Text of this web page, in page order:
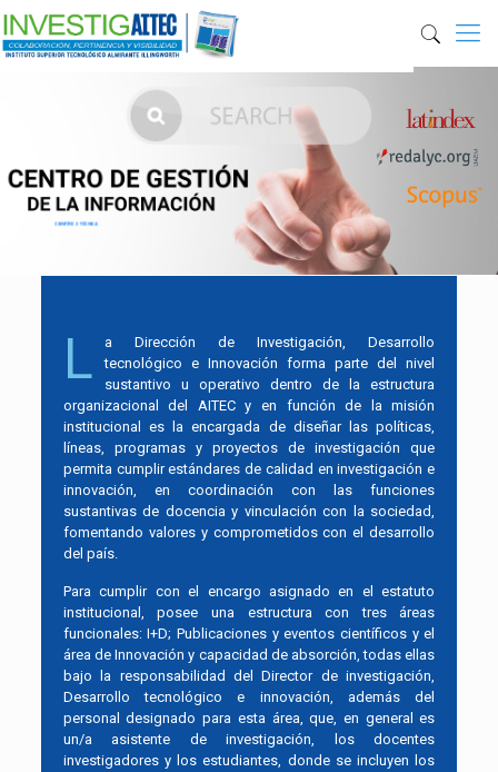
CIENTÍFICO TÉCNICA
L
a Dirección de Investigación, Desarrollo
tecnológico e Innovación forma parte del nivel
sustantivo u operativo dentro de la estructura
organizacional del AITEC y en función de la misión
institucional es la encargada de diseñar las políticas,
líneas, programas y proyectos de investigación que
permita cumplir estándares de calidad en investigación e
innovación, en coordinación con las funciones
sustantivas de docencia y vinculación con la sociedad,
fomentando valores y comprometidos con el desarrollo
del país.
Para cumplir con el encargo asignado en el estatuto
institucional, posee una estructura con tres áreas
funcionales: I+D; Publicaciones y eventos científicos y el
área de Innovación y capacidad de absorción, todas ellas
bajo la responsabilidad del Director de investigación,
Desarrollo tecnológico e innovación, además del
personal designado para esta área, que, en general es
un/a asistente de investigación, los docentes
investigadores y los estudiantes, donde se incluyen los